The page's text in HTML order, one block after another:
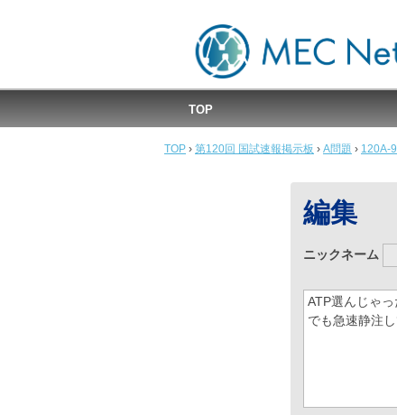
MEC国試速報掲示板
TOP
TOP › 第120回 国試速報掲示板 › A問題 › 120A-9
編集
ニックネーム